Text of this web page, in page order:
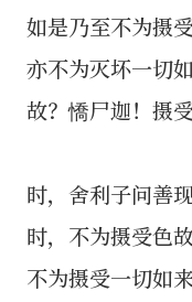
如是乃至不为摄
亦不为灭坏一切
故？憍尸迦！摄
时，舍利子问善
时，不为摄受色
不为摄受一切如